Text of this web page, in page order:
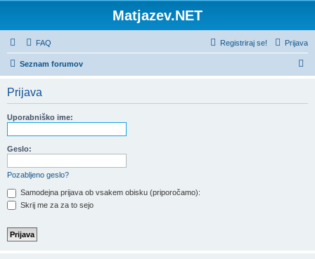
Matjazev.NET
FAQ Prijava
Registriraj se!
Seznam forumov
Prijava
Uporabniško ime:
Geslo:
Pozabljeno geslo?
Samodejna prijava ob vsakem obisku (priporočamo):
Skrij me za za to sejo